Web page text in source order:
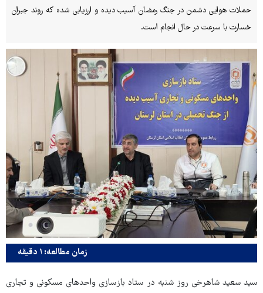
حملات هوایی دشمن در جنگ رمضان آسیب دیده و ارزیابی شده که روند جبران
خسارت با سرعت در حال انجام است.
زمان مطالعه: ۱ دقیقه
سید سعید شاهرخی روز شنبه در ستاد بازسازی واحدهای مسکونی و تجاری